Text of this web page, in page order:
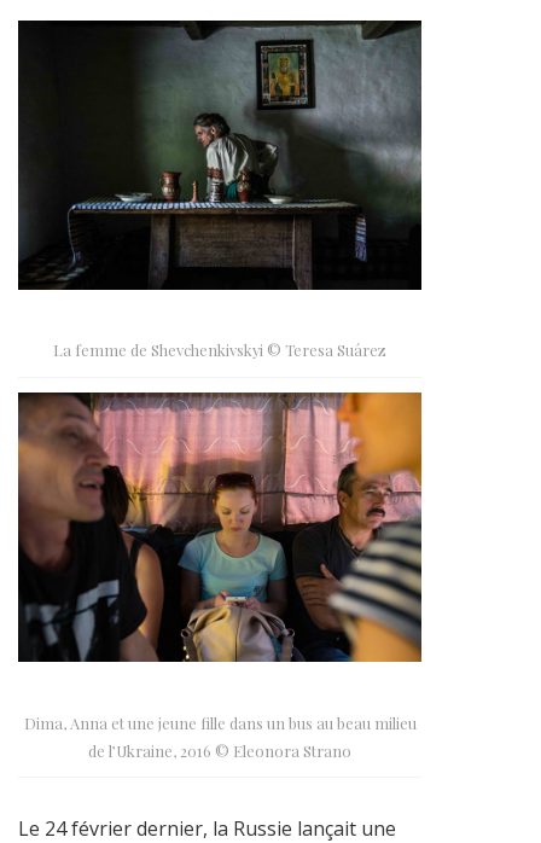
La femme de Shevchenkivskyi © Teresa Suárez
Dima, Anna et une jeune fille dans un bus au beau milieu
de l’Ukraine, 2016 © Eleonora Strano
Le 24 février dernier, la Russie lançait une